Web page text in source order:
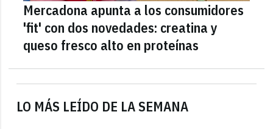
LO MÁS LEÍDO DE LA SEMANA
Mercadona apunta a los consumidores
'fit' con dos novedades: creatina y
queso fresco alto en proteínas